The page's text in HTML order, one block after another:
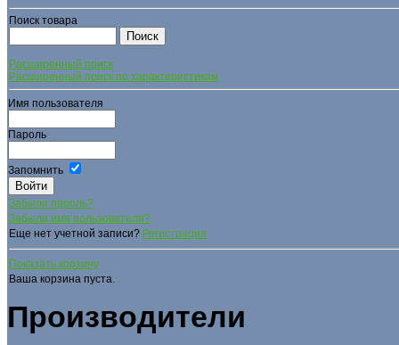
Поиск товара
Расширенный поиск
Расширенный поиск по характеристикам
Имя пользователя
Пароль
Запомнить
Забыли пароль?
Забыли имя пользователя?
Еще нет учетной записи? Регистрация
Показать корзину
Ваша корзина пуста.
Производители